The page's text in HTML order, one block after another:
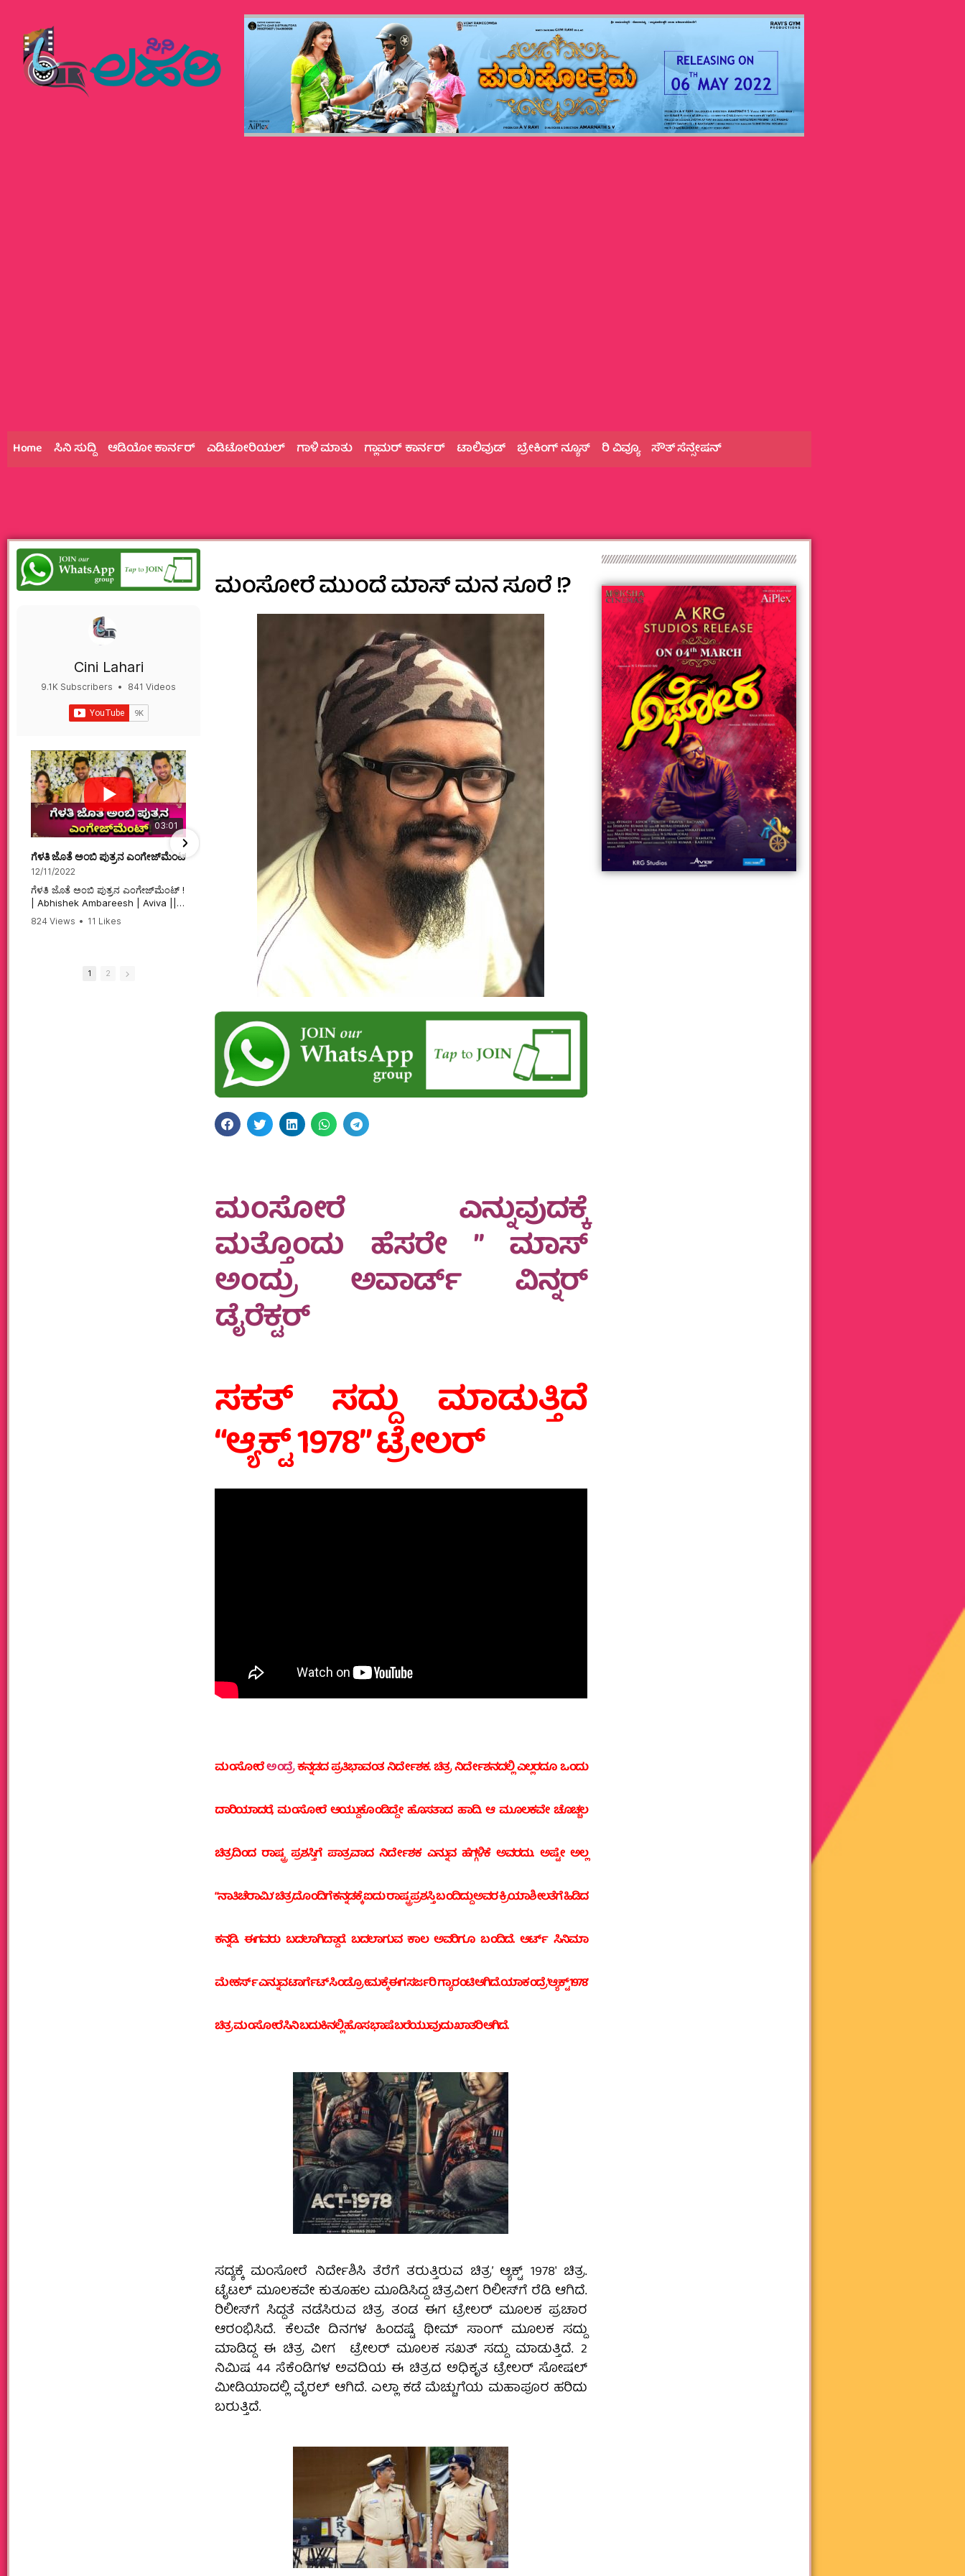
Home ಸಿನಿ ಸುದ್ದಿ ಆಡಿಯೋ ಕಾರ್ನರ್ ಎಡಿಟೋರಿಯಲ್ ಗಾಳಿ ಮಾತು ಗ್ಲಾಮರ್‌ ಕಾರ್ನರ್ ಟಾಲಿವುಡ್ ಬ್ರೇಕಿಂಗ್‌ ನ್ಯೂಸ್ ರಿ ವಿವ್ಯೂ ಸೌತ್‌ ಸೆನ್ಸೇಷನ್
Cini Lahari
9.1K Subscribers •
841 Videos
03:01
ಗೆಳತಿ ಜೊತೆ ಅಂಬಿ ಪುತ್ರನ ಎಂಗೇಜ್‌ಮೆಂಟ್ ! | Abhishek Ambareesh | Aviva ||
12/11/2022
ಗೆಳತಿ ಜೊತೆ ಅಂಬಿ ಪುತ್ರನ ಎಂಗೇಜ್‌ಮೆಂಟ್ !
| Abhishek Ambareesh | Aviva ||
824 Views • 11 Likes
ಮಗನಿಗಾಗಿಯೇ ಸಿನಿಮಾ ಮಾಡಿದ ಮಹಾತಾಯಿ! | Karnataka ||
ಮಗನಿಗಾಗಿಯೇ ಸಿನಿಮಾ ಮಾಡಿದ
ಮಹಾತಾಯಿ! | Karnataka ||
#karnataka #kannadamovies
#sandalwood
2 Likes 2 Comments
1 2
ಮಂಸೋರೆ ಮುಂದೆ ಮಾಸ್‌ ಮನ ಸೂರೆ !?
ಮಂಸೋರೆ ಎನ್ನುವುದಕ್ಕೆ
ಮತ್ತೊಂದು ಹೆಸರೇ ” ಮಾಸ್‌
ಅಂದ್ರು ಅವಾರ್ಡ್‌ ವಿನ್ನರ್‌
ಡೈರೆಕ್ಟರ್
ಸಕತ್ ಸದ್ದು ಮಾಡುತ್ತಿದೆ
“ಆ್ಯಕ್ಟ್ 1978” ಟ್ರೇಲರ್
ಮಂಸೋರೆಅಂದ್ರೆಕನ್ನಡದ ಪ್ರತಿಭಾವಂತ ನಿರ್ದೇಶಕ. ಚಿತ್ರ ನಿರ್ದೇಶನದಲ್ಲಿ ಎಲ್ಲರದೂ ಒಂದು
ದಾರಿಯಾದರೆ, ಮಂಸೋರೆ ಆಯ್ದುಕೊಂಡಿದ್ದೇ ಹೊಸತಾದ ಹಾದಿ. ಆ ಮೂಲಕವೇ ಚೊಚ್ಚಲ
ಚಿತ್ರದಿಂದ ರಾಷ್ಟ್ರ ಪ್ರಶಸ್ತಿಗೆ ಪಾತ್ರವಾದ ನಿರ್ದೇಶಕ ಎನ್ನುವ ಹೆಗ್ಗಳಿಕೆ ಅವರದು. ಅಷ್ಟೇ ಅಲ್ಲ
“ನಾತಿಚೆರಾಮಿʼ ಚಿತ್ರದೊಂದಿಗೆ ಕನ್ನಡಕ್ಕೆ ಐದು ರಾಷ್ಟ್ರ ಪ್ರಶಸ್ತಿ ಬಂದಿದ್ದು ಅವರ ಕ್ರಿಯಾಶೀಲತೆಗೆ ಹಿಡಿದ
ಕನ್ನಡಿ. ಈಗವರು ಬದಲಾಗಿದ್ದಾರೆ. ಬದಲಾಗುವ ಕಾಲ ಅವರಿಗೂ ಬಂದಿದೆ. ಆರ್ಟ್ ಸಿನಿಮಾ
ಮೇಕರ್ಸ್ ಎನ್ನುವ ಟಾರ್ಗೆಟ್ ಸಿಂಡ್ರೋಮಕ್ಕೆ ಈಗ ಸರ್ಜರಿ ಗ್ಯಾರಂಟಿ ಆಗಿದೆ. ಯಾಕಂದ್ರೆ ‘ಆ್ಯಕ್ಟ್‌ 1978’
ಚಿತ್ರ ಮಂಸೋರೆ ಸಿನಿ ಬದುಕಿನಲ್ಲಿ ಹೊಸ ಭಾಷೆ ಬರೆಯುವುದು ಖಾತರಿ ಆಗಿದೆ.
ಸದ್ಯಕ್ಕೆ ಮಂಸೋರೆ ನಿರ್ದೇಶಿಸಿ ತೆರೆಗೆ ತರುತ್ತಿರುವ ಚಿತ್ರ’ ಆ್ಯಕ್ಟ್ 1978′ ಚಿತ್ರ.
ಟೈಟಲ್‌ ಮೂಲಕವೇ ಕುತೂಹಲ ಮೂಡಿಸಿದ್ದ ಚಿತ್ರವೀಗ ರಿಲೀಸ್‌ಗೆ ರೆಡಿ ಆಗಿದೆ.
ರಿಲೀಸ್‌ಗೆ ಸಿದ್ದತೆ ನಡೆಸಿರುವ ಚಿತ್ರ ತಂಡ ಈಗ ಟ್ರೇಲರ್‌ ಮೂಲಕ ಪ್ರಚಾರ
ಆರಂಭಿಸಿದೆ. ಕೆಲವೇ ದಿನಗಳ ಹಿಂದಷ್ಟೆ ‌ಥೀಮ್ ಸಾಂಗ್ ಮೂಲಕ ಸದ್ದು
ಮಾಡಿದ್ದ ಈ ಚಿತ್ರ ವೀಗ ಟ್ರೇಲರ್‌ ಮೂಲಕ ಸಖತ್‌ ಸದ್ದು ಮಾಡುತ್ತಿದೆ. 2
ನಿಮಿಷ 44 ಸೆಕೆಂಡಿಗಳ ಅವದಿಯ ಈ ಚಿತ್ರದ ಅಧಿಕೃತ ಟ್ರೇಲರ್‌ ಸೋಷಲ್‌
ಮೀಡಿಯಾದಲ್ಲಿ ವೈರಲ್‌ ಆಗಿದೆ. ಎಲ್ಲಾ ಕಡೆ ಮೆಚ್ಚುಗೆಯ ಮಹಾಪೂರ ಹರಿದು
ಬರುತ್ತಿದೆ.